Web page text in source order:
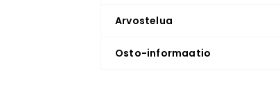
Arvostelua
Osto-informaatio